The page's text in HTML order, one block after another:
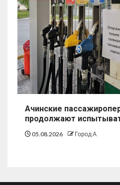
Ачинские
продолжают
05.08.2026 Город А